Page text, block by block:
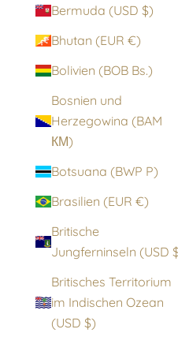
Bermuda (USD $)
Bhutan (EUR €)
Bolivien (BOB Bs.)
Bosnien und
Herzegowina (BAM
КМ)
Botsuana (BWP P)
Brasilien (EUR €)
Britische
Britisches Territorium
im Indischen Ozean
(USD $)
Angebot
€265,00 EUR